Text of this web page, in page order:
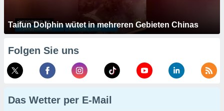
Taifun Dolphin wütet in mehreren Gebieten Chinas
Folgen Sie uns
Das Wetter per E-Mail